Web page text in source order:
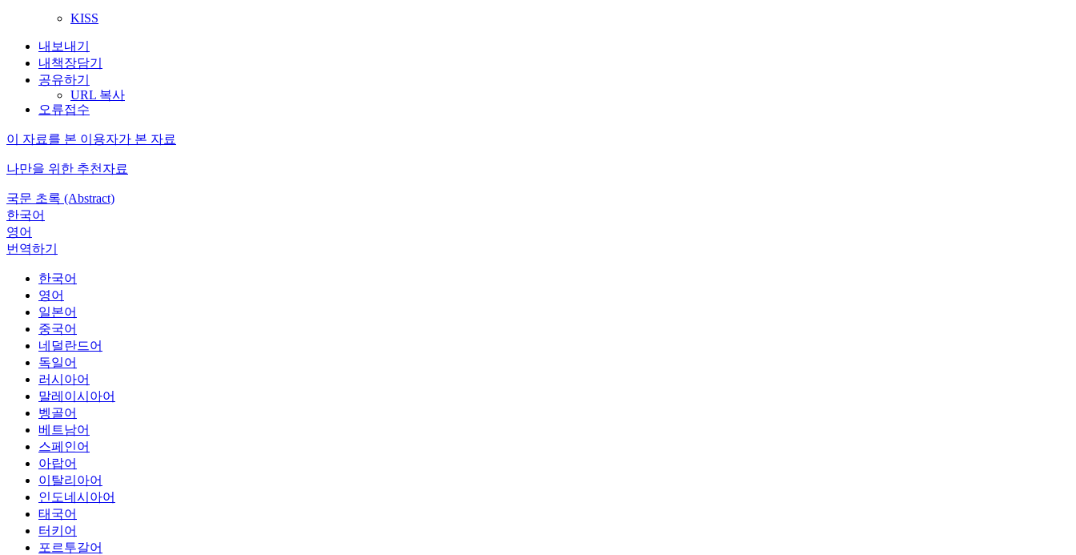
KISS
내보내기
내책장담기
공유하기
URL 복사
오류접수
이 자료를 본 이용자가 본 자료
나만을 위한 추천자료
국문 초록 (Abstract)
한국어
영어
번역하기
한국어
영어
일본어
중국어
네덜란드어
독일어
러시아어
말레이시아어
벵골어
베트남어
스페인어
아랍어
이탈리아어
인도네시아어
태국어
터키어
포르투갈어